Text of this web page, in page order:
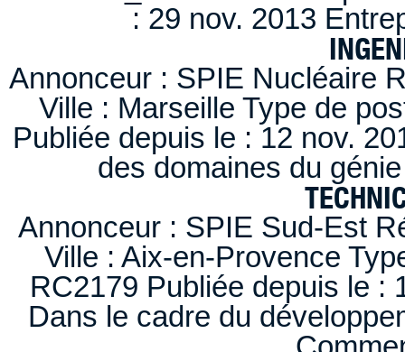
: 29 nov. 2013
Annonceur : SPIE Nucléaire
Ville : Marseille Type de
Publiée depuis le : 12 nov.
des domaines du
Annonceur : SPIE Sud-Est
Ville : Aix-en-Provence
RC2179 Publiée depuis le :
Dans le cadre du